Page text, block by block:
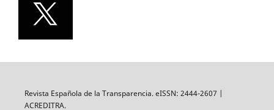
Revista Española de la Transparencia. eISSN: 2444-2607 |
ACREDITRA.